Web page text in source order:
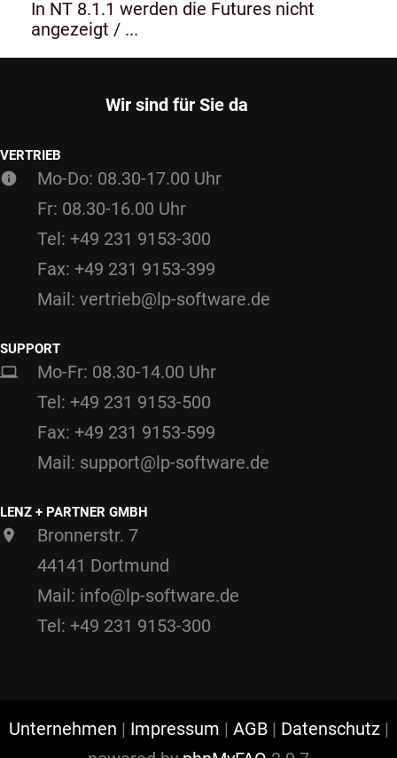
In NT 8.1.1 werden die Futures nicht
angezeigt / ...
Wir sind für Sie da
VERTRIEB
Mo-Do: 08.30-17.00 Uhr
Fr: 08.30-16.00 Uhr
Tel: +49 231 9153-300
Fax: +49 231 9153-399
Mail: vertrieb@lp-software.de
SUPPORT
Mo-Fr: 08.30-14.00 Uhr
Tel: +49 231 9153-500
Fax: +49 231 9153-599
Mail: support@lp-software.de
LENZ + PARTNER GMBH
Bronnerstr. 7
44141 Dortmund
Mail: info@lp-software.de
Tel: +49 231 9153-300
Unternehmen | Impressum | AGB | Datenschutz|